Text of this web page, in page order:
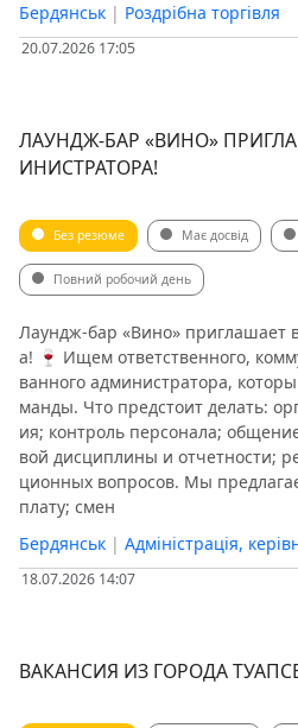
Бердянськ | Роздрібна торгівля
20.07.2026 17:05
ЛАУНДЖ-БАР «ВИНО»
ИНИСТРАТОРА!
Без резюме Має досвід
Повний робочий день
Лаундж-бар «Вино» приглашает
а! 🍷 Ищем ответственного,
ванного администратора,
манды. Что предстоит делать:
ия; контроль персонала;
вой дисциплины и отчетности;
ционных вопросов. Мы
плату; смен
Бердянськ | Адміністрація,
18.07.2026 14:07
ВАКАНСИЯ ИЗ ГОРОДА